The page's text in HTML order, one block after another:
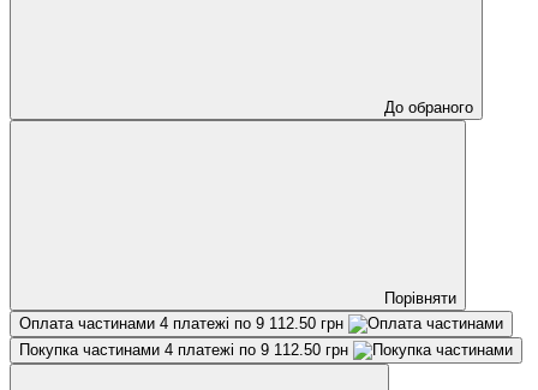
До обраного
Порівняти
Оплата частинами 4 платежі по 9 112.50 грн
Покупка частинами 4 платежі по 9 112.50 грн